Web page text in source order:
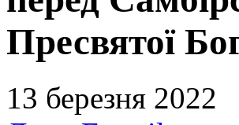
Пресвятої
13 березня 2022